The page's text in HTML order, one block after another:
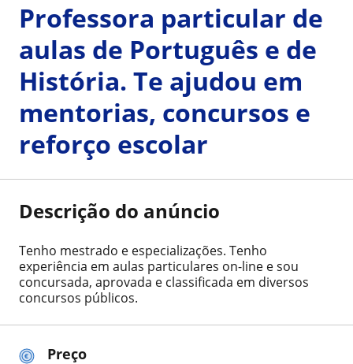
Preço
Professora particular de
aulas de Português e de
História. Te ajudou em
mentorias, concursos e
reforço escolar
Descrição do anúncio
Tenho mestrado e especializações. Tenho
experiência em aulas particulares on-line e sou
concursada, aprovada e classificada em diversos
concursos públicos.